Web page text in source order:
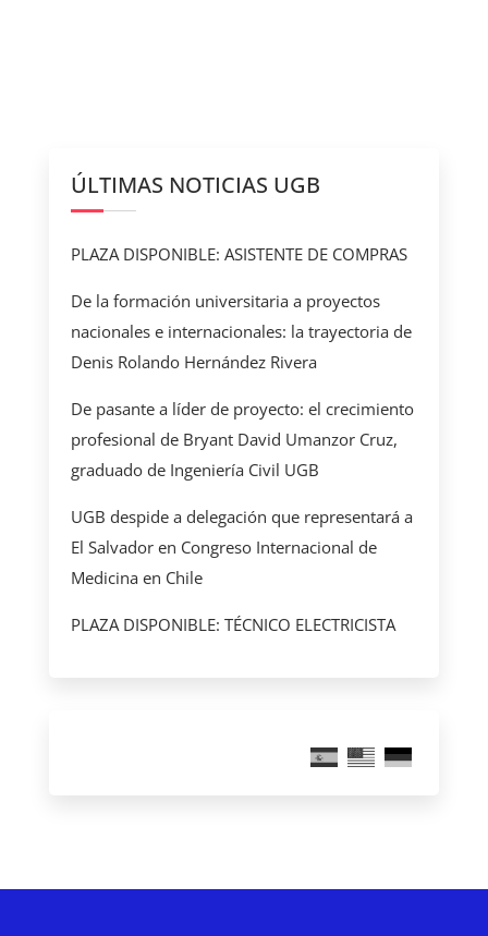
ÚLTIMAS NOTICIAS UGB
PLAZA DISPONIBLE: ASISTENTE DE COMPRAS
De la formación universitaria a proyectos
nacionales e internacionales: la trayectoria de
Denis Rolando Hernández Rivera
De pasante a líder de proyecto: el crecimiento
profesional de Bryant David Umanzor Cruz,
graduado de Ingeniería Civil UGB
UGB despide a delegación que representará a
El Salvador en Congreso Internacional de
Medicina en Chile
PLAZA DISPONIBLE: TÉCNICO ELECTRICISTA